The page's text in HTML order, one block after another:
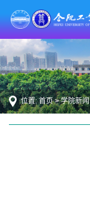
位置:首页>学院新闻